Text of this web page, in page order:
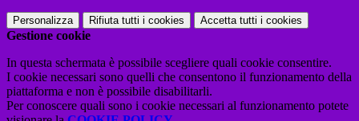
Personalizza Rifiuta tutti i cookies Accetta tutti i cookies
Gestione cookie
In questa schermata è possibile scegliere quali cookie consentire.
I cookie necessari sono quelli che consentono il funzionamento della
piattaforma e non è possibile disabilitarli.
Per conoscere quali sono i cookie necessari al funzionamento potete